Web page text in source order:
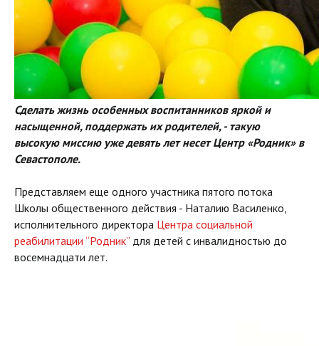
Сделать жизнь особенных воспитанников яркой и
насыщенной, поддержать их родителей, - такую
высокую миссию уже девять лет несет Центр «Родник» в
Севастополе.
Представляем еще одного участника пятого потока
Школы общественного действия - Наталию Василенко,
исполнительного директора Центра социальной
реабилитации “Родник” для детей с инвалидностью до
восемнадцати лет.